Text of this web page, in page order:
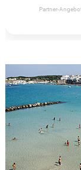
Partner-